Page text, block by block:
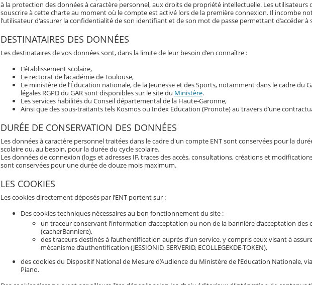
à la protection des données à caractère personnel, aux droits de propriété intellectuelle. Les utilisateurs
souscrire à cette charte au moment où le compte est activé lors de la première connexion. Il incombe
l’utilisateur d'assurer la confidentialité de son identifiant et de son mot de passe permettant d’accéder à
DESTINATAIRES DES DONNÉES
Les destinataires de vos données sont, dans la limite de leur besoin d’en connaître :
L’établissement scolaire,
Le rectorat de l’académie de Toulouse,
Le ministère de l’Éducation nationale, de la Jeunesse et des Sports, notamment dans le cadre du
légales RGPD du GAR sont disponibles sur le site du Ministère.
Les services habilités du Conseil départemental de la Haute-Garonne,
Ainsi que des sous-traitants tels Kosmos ou Index Education (Pronote) au travers d’une
DURÉE DE CONSERVATION DES DONNÉES
Les données à caractère personnel traitées dans le cadre d'un compte ENT sont conservées pour la
scolaire ou, au besoin, pour la durée du cycle scolaire.
Les données de connexion (logs et adresses IP, traces des accès, consultations, créations et
sont conservées pour une durée de douze mois maximum.
LES COOKIES
Les cookies directement déposés par l’ENT portent sur :
Des cookies techniques nécessaires au bon fonctionnement du site :
un traceur conservant l’information d’acceptation ou non de la bannière d’acceptation des
(cacherBanniere),
des traceurs destinés à l’authentification auprès d’un service, y compris ceux visant à
mécanisme d’authentification (JESSIONID, SERVERID, ECOLLEGEKDE-TOKEN),
des cookies du Dispositif National de Mesure d’Audience du Ministère de l’Education Nationale,
Piano.